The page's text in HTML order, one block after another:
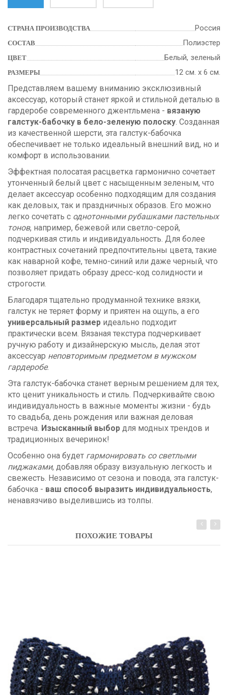
СТРАНА ПРОИЗВОДСТВА Россия
СОСТАВ Полиэстер
ЦВЕТ Белый, зеленый
РАЗМЕРЫ 12 см. х 6 см.
Представляем вашему вниманию эксклюзивный
аксессуар, который станет яркой и стильной деталью в
гардеробе современного джентльмена - вязаную
галстук-бабочку в бело-зеленую полоску. Созданная
из качественной шерсти, эта галстук-бабочка
обеспечивает не только идеальный внешний вид, но и
комфорт в использовании.
Эффектная полосатая расцветка гармонично сочетает
утонченный белый цвет с насыщенным зеленым, что
делает аксессуар особенно подходящим для создания
как деловых, так и праздничных образов. Его можно
легко сочетать с однотонными рубашками пастельных
тонов, например, бежевой или светло-серой,
подчеркивая стиль и индивидуальность. Для более
контрастных сочетаний предпочтительны цвета, такие
как наварной кофе, темно-синий или даже черный, что
позволяет придать образу дресс-код солидности и
строгости.
Благодаря тщательно продуманной технике вязки,
галстук не теряет форму и приятен на ощупь, а его
универсальный размер идеально подходит
практически всем. Вязаная текстура подчеркивает
ручную работу и дизайнерскую мысль, делая этот
аксессуар неповторимым предметом в мужском
гардеробе.
Эта галстук-бабочка станет верным решением для тех,
кто ценит уникальность и стиль. Подчеркивайте свою
индивидуальность в важные моменты жизни - будь
то свадьба, день рождения или важная деловая
встреча. Изысканный выбор для модных трендов и
традиционных вечеринок!
Особенно она будет гармонировать со светлыми
пиджаками, добавляя образу визуальную легкость и
свежесть. Независимо от сезона и повода, эта галстук-
бабочка - ваш способ выразить индивидуальность,
ненавязчиво выделившись из толпы.
ПОХОЖИЕ ТОВАРЫ